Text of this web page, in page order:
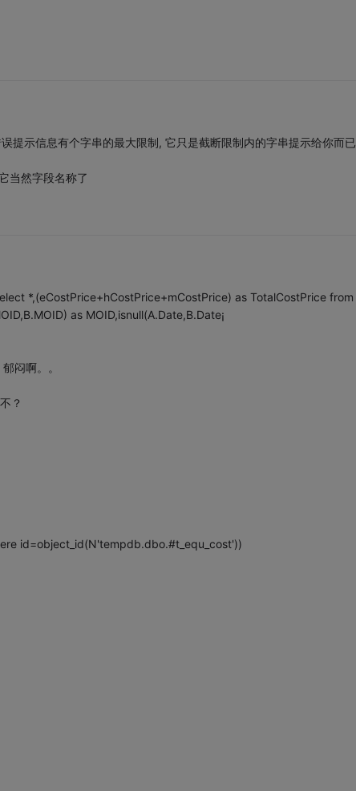
提示信息有个字串的最大限制, 它只是截断限制内的字串提示给你而已
当然字段名称了
*,(eCostPrice+hCostPrice+mCostPrice) as TotalCostPrice from
as MOID,isnull(A.Date,B.Date¡­
闷啊。。
？
id=object_id(N'tempdb.dbo.#t_equ_cost'))